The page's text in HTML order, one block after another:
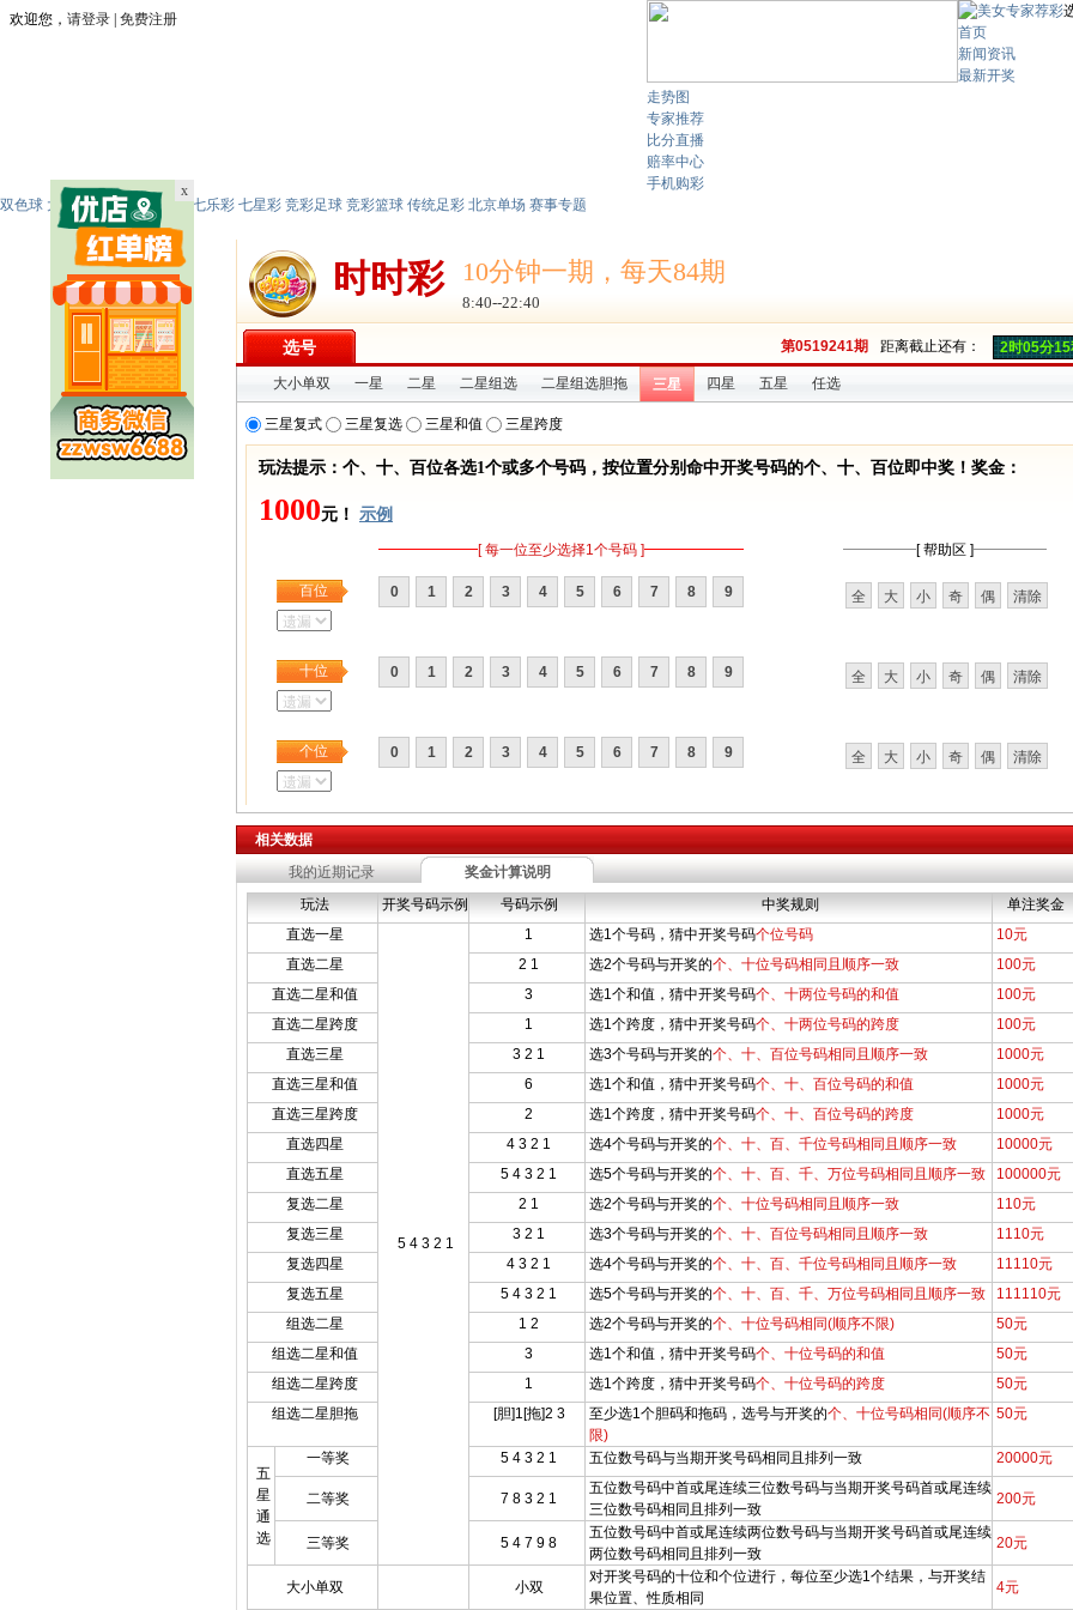
首页
新闻资讯
最新开奖
走势图
专家推荐
比分直播
赔率中心
手机购彩
双色球 大乐透 福彩3D 排列三 七乐彩 七星彩 竞彩足球 竞彩篮球 传统足彩 北京单场 赛事专题
时时彩 10分钟一期，每天84期
8:40--22:40
选号 2时05分14
距离截止还有：
第0519241期
大小单双 一星 二星 二星组选 二星组选胆拖 三星 四星 五星 任选
三星复式 三星复选 三星和值 三星跨度
玩法提示：个、十、百位各选1个或多个号码，按位置分别命中开奖号码的个、十、百位即中奖！奖金：
1000元！ 示例
[ 每一位至少选择1个号码 ] [ 帮助区 ]
百位 0 1 2 3 4 5 6 7 8 9 全 大 小 奇 偶 清除
十位 0 1 2 3 4 5 6 7 8 9 全 大 小 奇 偶 清除
个位 0 1 2 3 4 5 6 7 8 9 全 大 小 奇 偶 清除
相关数据
我的近期记录
奖金计算说明
玩法
开奖号码示例 号码示例 中奖规则
单注奖金
直选一星
5 4 3 2 1
1 选1个号码，猜中开奖号码个位号码
10元
直选二星
2 1 选2个号码与开奖的个、十位号码相同且顺序一致
100元
直选二星和值
3 选1个和值，猜中开奖号码个、十两位号码的和值
100元
直选二星跨度
1 选1个跨度，猜中开奖号码个、十两位号码的跨度
100元
直选三星
3 2 1 选3个号码与开奖的个、十、百位号码相同且顺序一致
1000元
直选三星和值
6 选1个和值，猜中开奖号码个、十、百位号码的和值
1000元
直选三星跨度
2 选1个跨度，猜中开奖号码个、十、百位号码的跨度
1000元
直选四星
4 3 2 1 选4个号码与开奖的个、十、百、千位号码相同且顺序一致
10000元
直选五星
5 4 3 2 1 选5个号码与开奖的个、十、百、千、万位号码相同且顺序一致
100000元
复选二星
2 1 选2个号码与开奖的个、十位号码相同且顺序一致
110元
复选三星
3 2 1 选3个号码与开奖的个、十、百位号码相同且顺序一致
1110元
复选四星
4 3 2 1 选4个号码与开奖的个、十、百、千位号码相同且顺序一致
11110元
复选五星
5 4 3 2 1 选5个号码与开奖的个、十、百、千、万位号码相同且顺序一致
111110元
组选二星
1 2 选2个号码与开奖的个、十位号码相同(顺序不限)
50元
组选二星和值
3 选1个和值，猜中开奖号码个、十位号码的和值
50元
组选二星跨度
1 选1个跨度，猜中开奖号码个、十位号码的跨度
50元
组选二星胆拖
[胆]1[拖]2 3 至少选1个胆码和拖码，选号与开奖的个、十位号码相同(顺序不
限)
50元
五
星
通
选
一等奖 5 4 3 2 1 五位数号码与当期开奖号码相同且排列一致 20000元
二等奖 7 8 3 2 1
五位数号码中首或尾连续三位数号码与当期开奖号码首或尾连续
三位数号码相同且排列一致
200元
三等奖 5 4 7 9 8
五位数号码中首或尾连续两位数号码与当期开奖号码首或尾连续
两位数号码相同且排列一致
20元
大小单双 小双
对开奖号码的十位和个位进行，每位至少选1个结果，与开奖结
果位置、性质相同
4元
x